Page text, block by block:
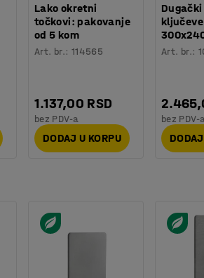
Lako okretni
točkovi: pakovanje
od 5 kom
Art. br.: 114565
1.137,00 RSD
bez PDV-a
DODAJ U KORPU
Art. br.:
bez PDV-